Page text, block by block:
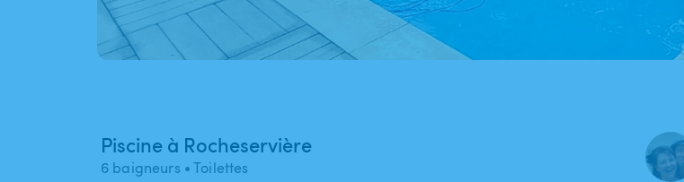
Piscine à Rocheservière
6 baigneurs • Toilettes